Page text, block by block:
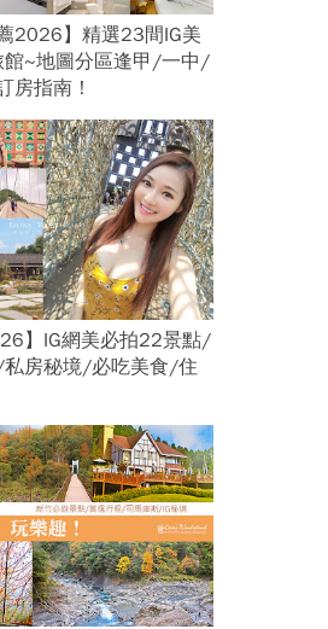
2026】精選23間IG美
~地圖分區逢甲/一中/
房指南！
】IG網美必拍22景點/
房秘境/必吃美食/住